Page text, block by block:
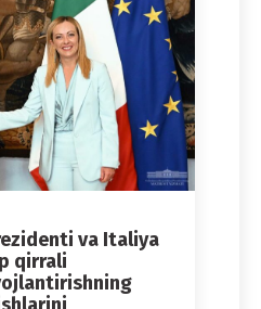
va Italiya
qirrali